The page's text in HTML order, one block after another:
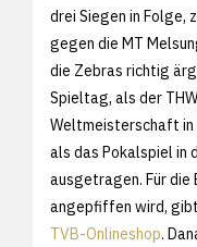
drei Siegen in Folge,
gegen die MT
die Zebras richtig
Spieltag, als der
Weltmeisterschaft in
als das Pokalspiel in
ausgetragen. Für die
angepfiffen wird,
TVB-Onlineshop.